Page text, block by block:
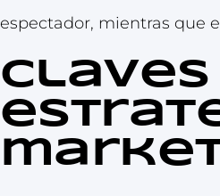
espectador, mientras que
Claves